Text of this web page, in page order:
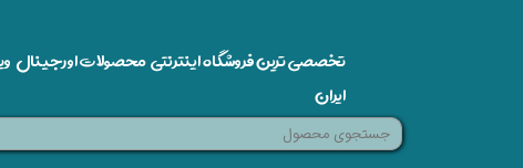
تخصصی ترین فروشگاه اینترنتی محصولات اورجینال
ایران